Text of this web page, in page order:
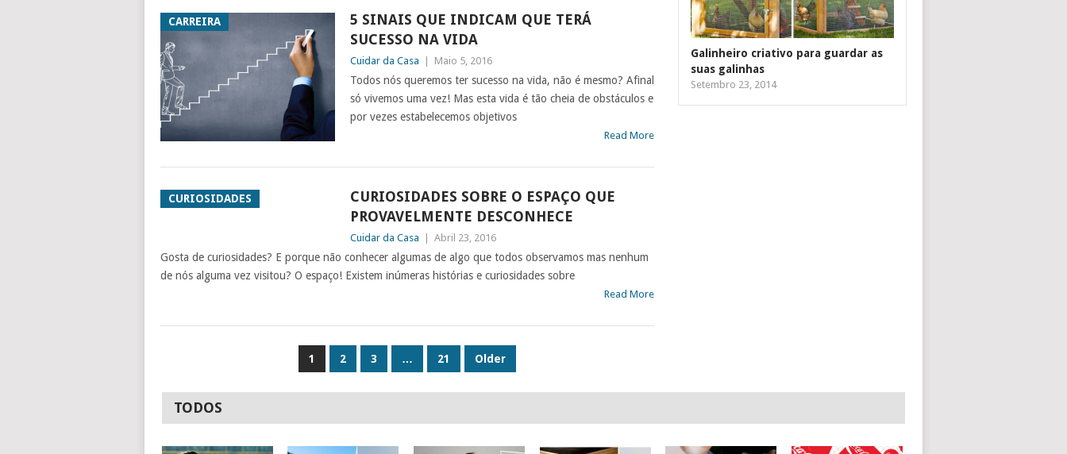
CARREIRA
5 SINAIS QUE INDICAM QUE TERÁ
SUCESSO NA VIDA
Cuidar da Casa Maio 5, 2016
Todos nós queremos ter sucesso na vida, não é mesmo? Afinal
só vivemos uma vez! Mas esta vida é tão cheia de obstáculos e
por vezes estabelecemos objetivos
Read More
CURIOSIDADES
CURIOSIDADES SOBRE O ESPAÇO QUE
PROVAVELMENTE DESCONHECE
Cuidar da Casa Abril 23, 2016
Gosta de curiosidades? E porque não conhecer algumas de algo que todos observamos mas nenhum
de nós alguma vez visitou? O espaço! Existem inúmeras histórias e curiosidades sobre
Read More
ARTIGOS
1 2 3 … 21 Older
Galinheiro criativo para guardar as
suas galinhas
Setembro 23, 2014
TODOS